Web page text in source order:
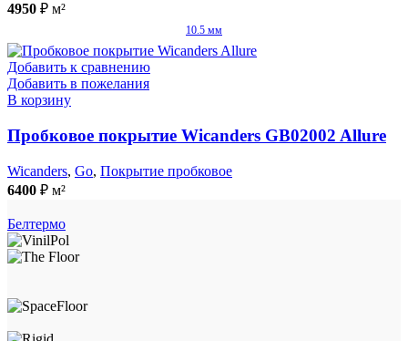
4950 ₽ м²
10.5 мм
Добавить к сравнению
Добавить в пожелания
В корзину
Пробковое покрытие Wicanders GB02002 Allure
Wicanders, Go, Покрытие пробковое
6400 ₽ м²
Белтермо